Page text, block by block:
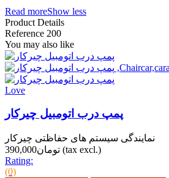
Read moreShow less
Product Details
Reference 200
You may also like
Love
پمپ درب اتومبیل چیرکار
نمایندگی سیستم های حفاظتی چیرکار
تومان390,000 (tax excl.)
Rating:
(0)